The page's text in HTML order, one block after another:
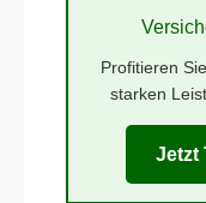
Profitieren
starken
Jetzt